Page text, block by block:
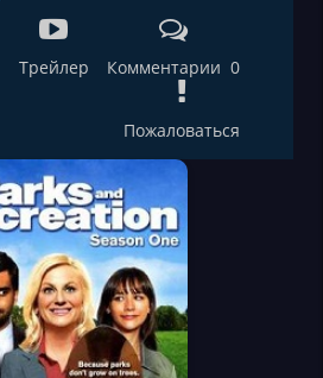
Трейлер Комментарии 0
Пожаловаться